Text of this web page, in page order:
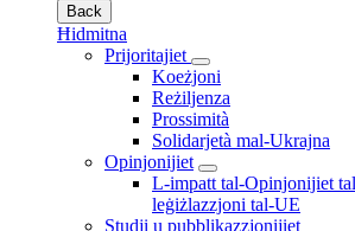
Back
Ħidmitna
Prijoritajiet
Koeżjoni
Reżiljenza
Prossimità
Solidarjetà mal-Ukrajna
Opinjonijiet
L-impatt tal-Opinjonijiet
leġiżlazzjoni tal-UE
Studji u pubblikazzjonijiet